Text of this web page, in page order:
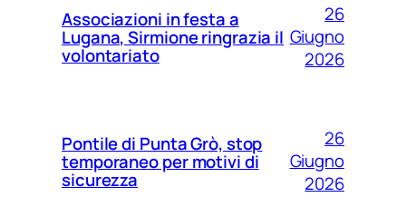
Associazioni in festa a
Lugana, Sirmione ringrazia il
volontariato
26
Giugno
2026
Pontile di Punta Grò, stop
temporaneo per motivi di
sicurezza
26
Giugno
2026